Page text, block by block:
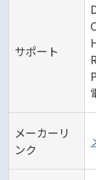
サポート
メーカーリ
ンク